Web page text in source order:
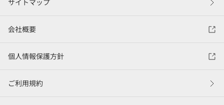
サイトマップ
会社概要
個人情報保護方針
ご利用規約